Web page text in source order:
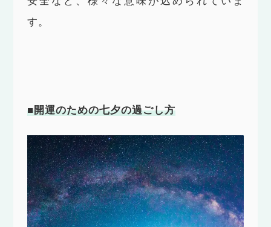
す。
■開運のための七夕の過ごし方